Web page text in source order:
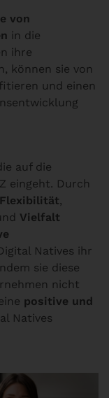
von
in die
ihre
können sie von
und einen
auf die
eingeht. Durch
Flexibilität,
Vielfalt
Natives ihr
sie diese
nicht
positive und
Natives